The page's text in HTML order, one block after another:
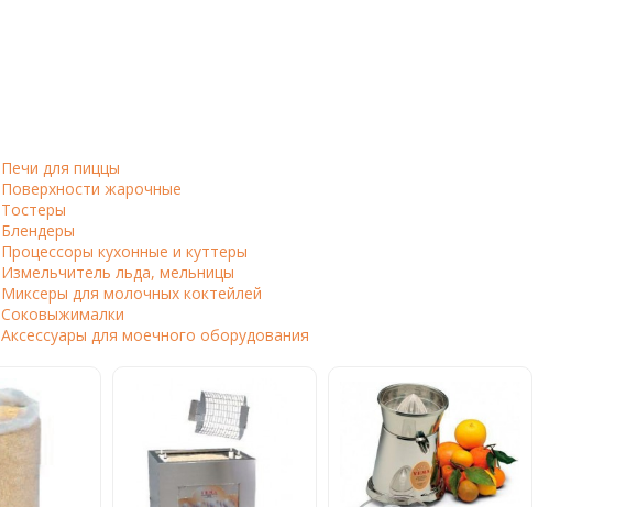
Печи для пиццы
Поверхности жарочные
Тостеры
Блендеры
Процессоры кухонные и куттеры
Измельчитель льда, мельницы
Миксеры для молочных коктейлей
Соковыжималки
Аксессуары для моечного оборудования